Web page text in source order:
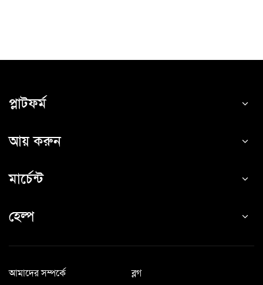
প্লাটফর্ম
আয় করুন
মার্চেন্ট
হেল্প
আমাদের সম্পর্কে
ব্লগ